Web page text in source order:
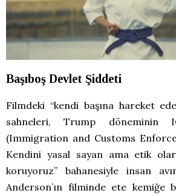
Başıboş Devlet Şiddeti
Filmdeki “kendi başına hareket
sahneleri, Trump döneminin
(Immigration and Customs
Kendini yasal sayan ama etik
koruyoruz” bahanesiyle insan
Anderson’ın filminde ete kemiğe